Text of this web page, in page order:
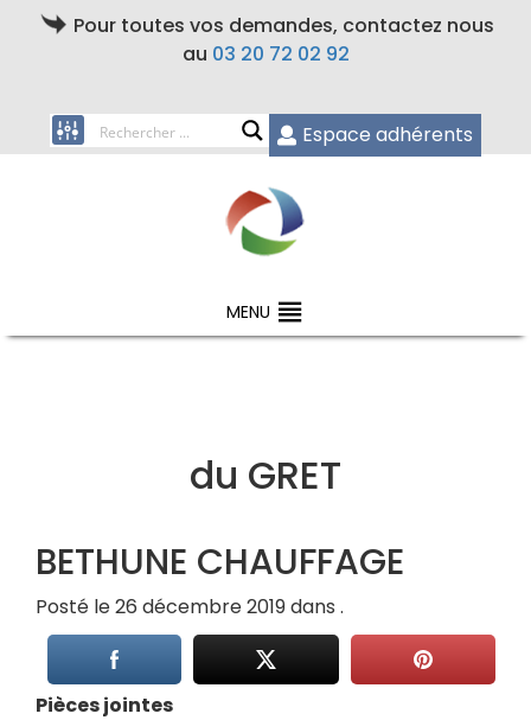
Pour toutes vos demandes, contactez nous
au 03 20 72 02 92
Espace adhérents
MENU
du GRET
BETHUNE CHAUFFAGE
Posté le 26 décembre 2019 dans .
Pièces jointes